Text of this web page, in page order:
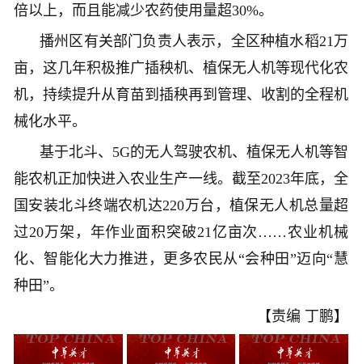
倍以上，而且能减少农药使用量超30%。
播州区有关部门负责人表示，全区种植水稻21万
亩，这几年积极推广插秧机、植保无人机等现代化农
机，持续提升从育苗到插秧再到管理、收割的全程机
械化水平。
基于北斗、5G的无人驾驶农机、植保无人机等智
能农机正加快进入农业生产一线。截至2023年底，全
国安装北斗终端农机达220万台，植保无人机总量超
过20万架，年作业面积突破21亿亩次……农业机械
化、智能化大力推进，更多农民从“会种田”迈向“慧
种田”。
【责编 丁鹏】